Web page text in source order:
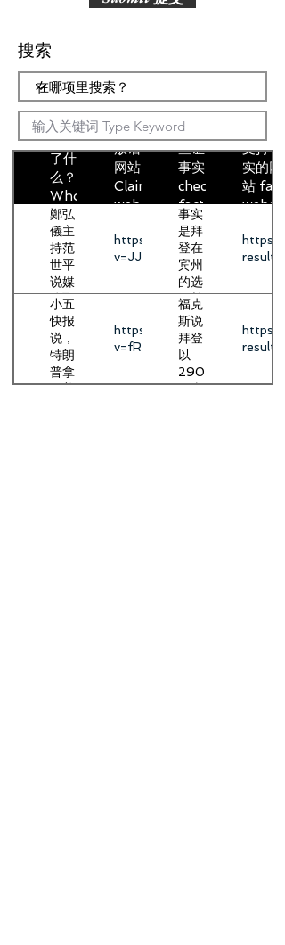
搜索
谁说
的？说
了什
么？
Who?
Claimed
What?
放话的
网站
Claimed
website
查证的
事实
checked
fact
支持事
实的网
站 fact
website
鄭弘
儀主
持范
世平
说媒
体取
消了
拜登
在宾
州赢
的选
https://www.youtube.com/
v=JJKZ2oLE4bI
事实
是拜
登在
宾州
的选
票并
没有
在媒
体上
取消
results
小五
快报
说，
特朗
普拿
到美
https://www.youtube.com/
v=fR3cN9dW8WY
福克
斯说
拜登
以
290
票当
results